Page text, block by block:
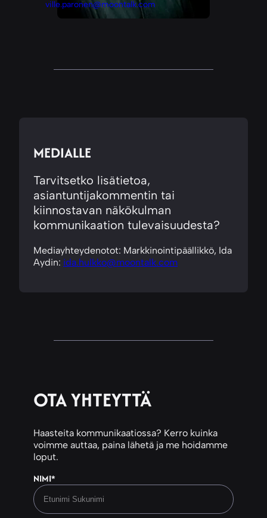
ville.paronen@moontalk.com
MEDIALLE
Tarvitsetko lisätietoa,
asiantuntijakommentin tai
kiinnostavan näkökulman
kommunikaation tulevaisuudesta?
Mediayhteydenotot: Markkinointipäällikkö, Ida
Aydin: ida.hulkko@moontalk.com
OTA YHTEYTTÄ
Haasteita kommunikaatiossa? Kerro kuinka
voimme auttaa, paina lähetä ja me hoidamme
loput.
NIMI*